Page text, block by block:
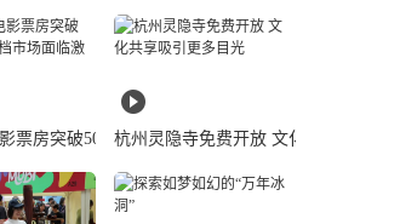
激烈竞争
文化共享吸引更多目光
北京：“非遗+旅游”解锁文旅融合新模式
拜年，有哪些大讲